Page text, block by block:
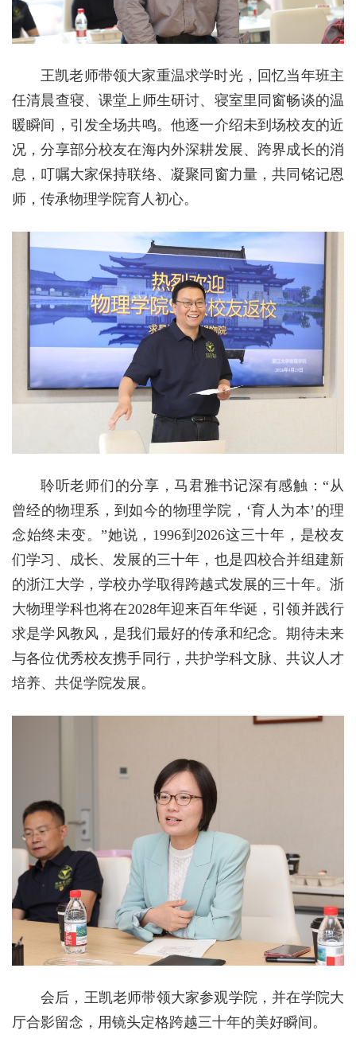
王凯老师带领大家重温求学时光，回忆当年班主
任清晨查寝、课堂上师生研讨、寝室里同窗畅谈的温
暖瞬间，引发全场共鸣。他逐一介绍未到场校友的近
况，分享部分校友在海内外深耕发展、跨界成长的消
息，叮嘱大家保持联络、凝聚同窗力量，共同铭记恩
师，传承物理学院育人初心。
聆听老师们的分享，马君雅书记深有感触：“从
曾经的物理系，到如今的物理学院，‘育人为本’的理
念始终未变。”她说，1996到2026这三十年，是校友
们学习、成长、发展的三十年，也是四校合并组建新
的浙江大学，学校办学取得跨越式发展的三十年。浙
大物理学科也将在2028年迎来百年华诞，引领并践行
求是学风教风，是我们最好的传承和纪念。期待未来
与各位优秀校友携手同行，共护学科文脉、共议人才
培养、共促学院发展。
会后，王凯老师带领大家参观学院，并在学院大
厅合影留念，用镜头定格跨越三十年的美好瞬间。